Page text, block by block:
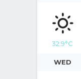
32.9°C
WED